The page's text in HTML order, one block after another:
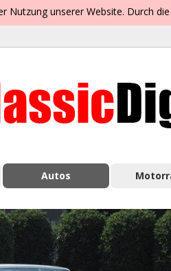
Nutzung unserer Website. Durch
Autos